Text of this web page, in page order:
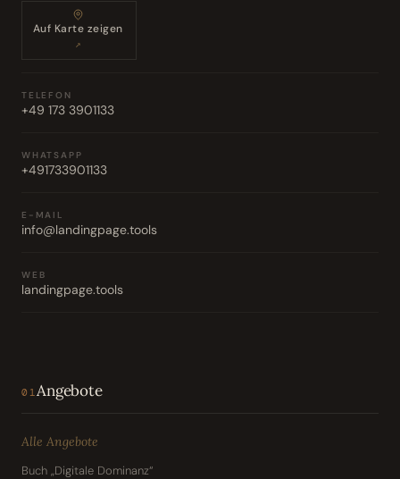
Auf Karte zeigen
↗
TELEFON
+49 173 3901133
WHATSAPP
+491733901133
E-MAIL
info@landingpage.tools
WEB
landingpage.tools
01Angebote
Alle Angebote
Buch „Digitale Dominanz“